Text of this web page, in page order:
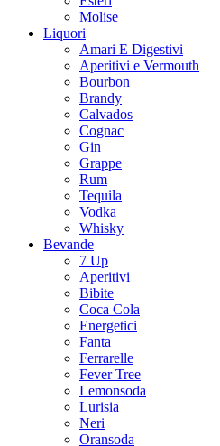
Molise
Liquori
Amari E Digestivi
Aperitivi e Vermouth
Bourbon
Brandy
Calvados
Cognac
Gin
Grappe
Rum
Tequila
Vodka
Whisky
Bevande
7 Up
Aperitivi
Bibite
Coca Cola
Energetici
Fanta
Ferrarelle
Fever Tree
Lemonsoda
Lurisia
Neri
Oransoda